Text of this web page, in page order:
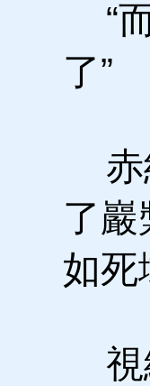
“
了”
赤
了
如死
視